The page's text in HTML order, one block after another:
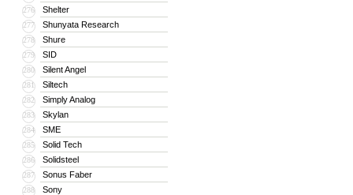
276 Shelter
277 Shunyata Research
278 Shure
279 SID
280 Silent Angel
281 Siltech
282 Simply Analog
283 Skylan
284 SME
285 Solid Tech
286 Solidsteel
287 Sonus Faber
288 Sony